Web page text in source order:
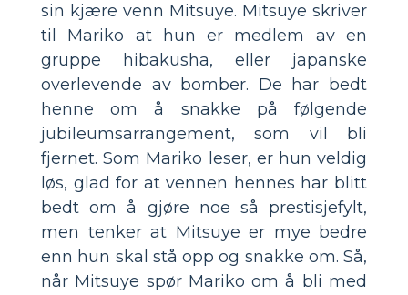
sin kjære venn Mitsuye. Mitsuye skriver
til Mariko at hun er medlem av en
gruppe hibakusha, eller japanske
overlevende av bomber. De har bedt
henne om å snakke på følgende
jubileumsarrangement, som vil bli
fjernet. Som Mariko leser, er hun veldig
løs, glad for at vennen hennes har blitt
bedt om å gjøre noe så prestisjefylt,
men tenker at Mitsuye er mye bedre
enn hun skal stå opp og snakke om. Så,
når Mitsuye spør Mariko om å bli med